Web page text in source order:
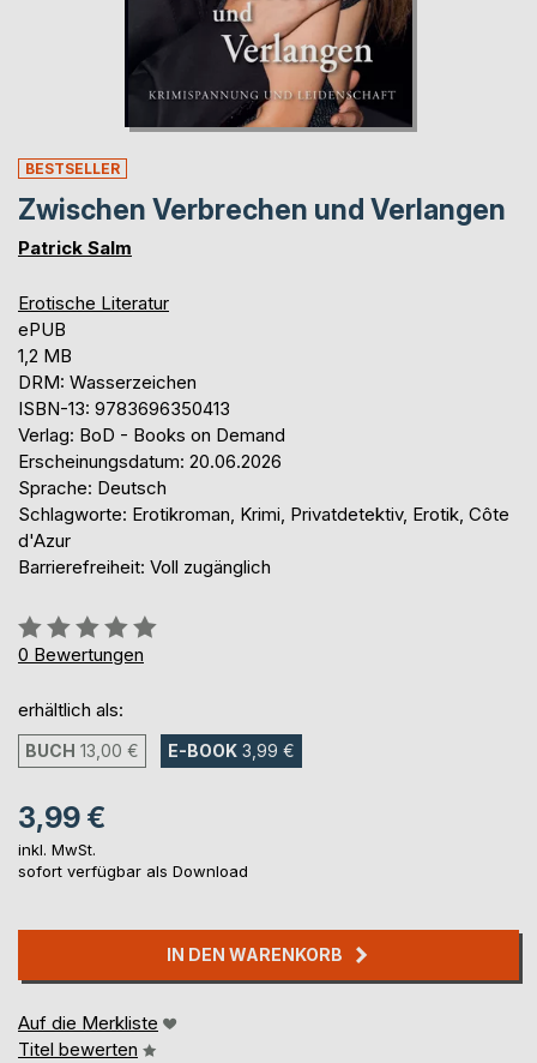
BESTSELLER
Zwischen Verbrechen und Verlangen
Patrick Salm
Erotische Literatur
ePUB
1,2 MB
DRM: Wasserzeichen
ISBN-13: 9783696350413
Verlag: BoD - Books on Demand
Erscheinungsdatum: 20.06.2026
Sprache: Deutsch
Schlagworte: Erotikroman, Krimi, Privatdetektiv, Erotik, Côte
d'Azur
Barrierefreiheit: Voll zugänglich
Bewertung::
0%
0 Bewertungen
erhältlich als:
BUCH 13,00 € E-BOOK 3,99 €
3,99 €
inkl. MwSt.
sofort verfügbar als Download
IN DEN WARENKORB
Auf die Merkliste
Titel bewerten